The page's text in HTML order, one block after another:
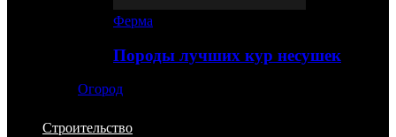
Ферма
Породы лучших кур несушек
Огород
Строительство